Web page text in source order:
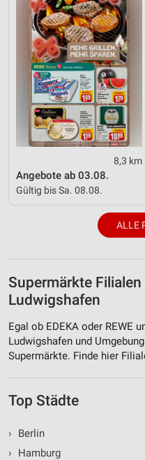
8,3 km
Angebote ab 03.08.
Gültig bis Sa. 08.08.
ALLE
Supermärkte
Ludwigshafen
Egal ob EDEKA oder REWE
Ludwigshafen und
Supermärkte. Finde hier
Top Städte
›
Berlin
›
Hamburg